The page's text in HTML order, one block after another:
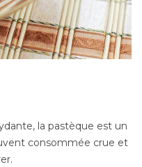
la pastèque est un
consommée crue et